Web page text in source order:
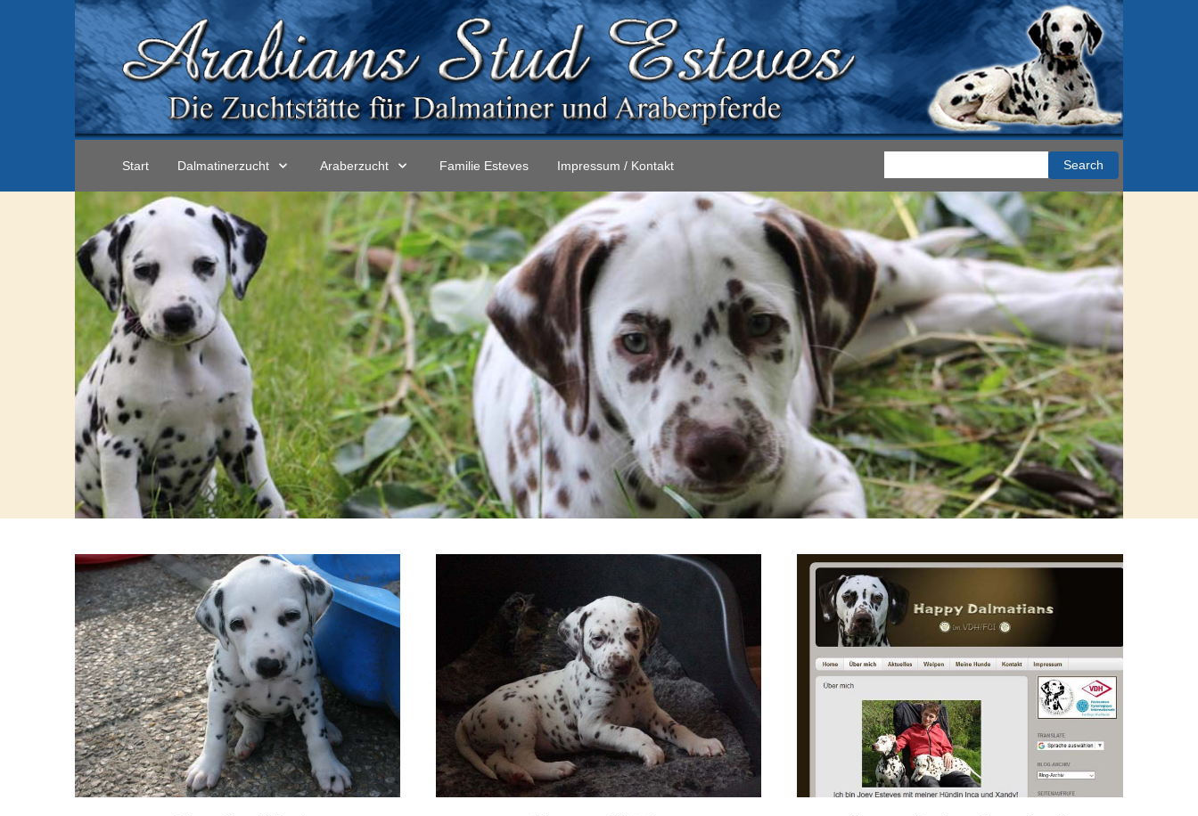
Start Dalmatinerzucht Araberzucht Familie Esteves Impressum / Kontakt Search